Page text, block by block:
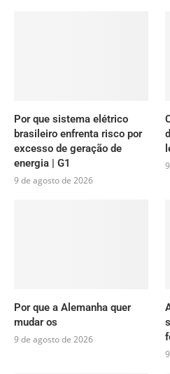
Por que sistema elétrico
brasileiro enfrenta risco por
excesso de geração de
energia | G1
9 de agosto de 2026
Por que a Alemanha quer
mudar os
9 de agosto de 2026